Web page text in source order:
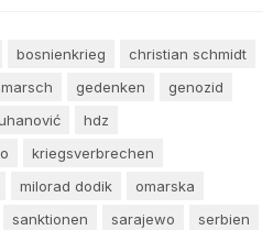
bosnienkrieg
christian schmidt
gedenken
genozid
hdz
kriegsverbrechen
milorad dodik
omarska
sanktionen sarajewo
serbien